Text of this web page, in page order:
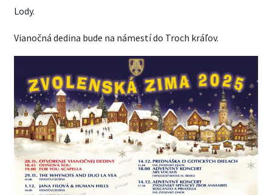
Lody.
Vianočná dedina bude na námestí do Troch kráľov.